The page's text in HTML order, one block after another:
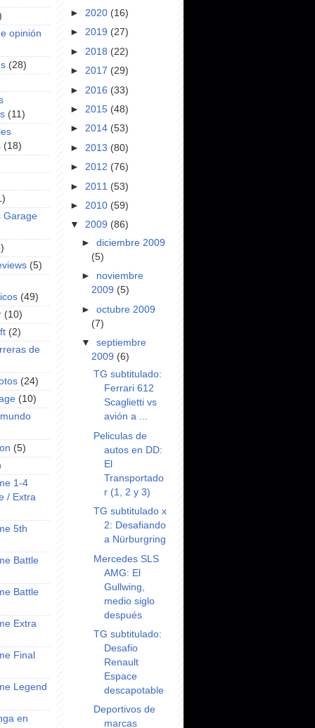
opinión
(28)
(11)
(18)
Garage
(5)
(49)
(10)
(2)
de
(24)
(10)
(5)
1-4
/ Extra
5th
Battle
Battle
Extra
Final
Legend
en
► 2020 (16)
► 2019 (27)
► 2018 (22)
► 2017 (29)
► 2016 (33)
► 2015 (48)
► 2014 (53)
► 2013 (80)
► 2012 (76)
► 2011 (53)
► 2010 (59)
▼ 2009 (86)
►diciembre 2009
(5)
► noviembre
2009 (5)
►octubre 2009
(7)
▼septiembre
2009 (6)
TG subtitulado:
Ferrari 612
Scaglietti vs
avión a ...
Peliculas de
autos en DD:
El
Transportado
r (1, 2 y 3)
TG subtitulado x
2: Desafiando
a Nürburgring
Mercedes SLS
AMG: El
Gullwing,
medio siglo
después
TG subtitulado:
Desafio
Renault
Espace
descapotable
Deportivos de
marcas